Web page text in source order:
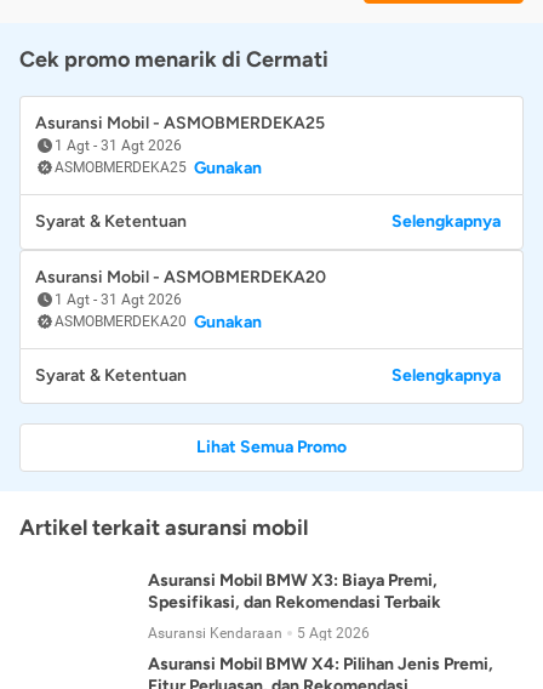
Cek promo menarik di Cermati
Asuransi Mobil - ASMOBMERDEKA25
1 Agt - 31 Agt 2026
ASMOBMERDEKA25 Gunakan
Syarat & Ketentuan Selengkapnya
Asuransi Mobil - ASMOBMERDEKA20
1 Agt - 31 Agt 2026
ASMOBMERDEKA20 Gunakan
Syarat & Ketentuan Selengkapnya
Lihat Semua Promo
Artikel terkait asuransi mobil
Asuransi Mobil BMW X3: Biaya Premi,
Spesifikasi, dan Rekomendasi Terbaik
Asuransi Kendaraan 5 Agt 2026
Asuransi Mobil BMW X4: Pilihan Jenis Premi,